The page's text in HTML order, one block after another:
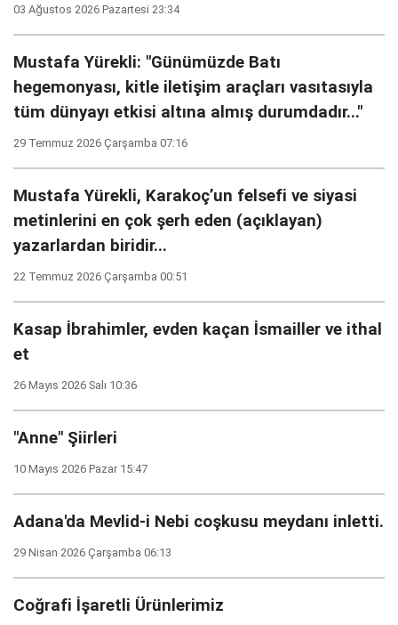
03 Ağustos 2026 Pazartesi 23:34
Mustafa Yürekli: "Günümüzde Batı
hegemonyası, kitle iletişim araçları vasıtasıyla
tüm dünyayı etkisi altına almış durumdadır..."
29 Temmuz 2026 Çarşamba 07:16
Mustafa Yürekli, Karakoç’un felsefi ve siyasi
metinlerini en çok şerh eden (açıklayan)
yazarlardan biridir...
22 Temmuz 2026 Çarşamba 00:51
Kasap İbrahimler, evden kaçan İsmailler ve ithal
et
26 Mayıs 2026 Salı 10:36
"Anne" Şiirleri
10 Mayıs 2026 Pazar 15:47
Adana'da Mevlid-i Nebi coşkusu meydanı inletti.
29 Nisan 2026 Çarşamba 06:13
Coğrafi İşaretli Ürünlerimiz